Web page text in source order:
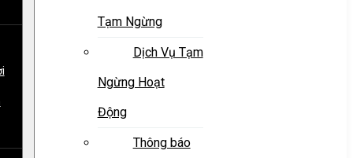
Tạm Ngừng
Dịch Vụ Tạm
Ngừng Hoạt
Động
Thông báo